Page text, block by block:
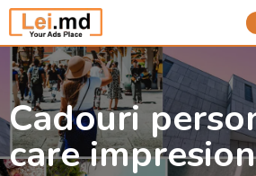
Săriți
la
conținut
Cadouri
care